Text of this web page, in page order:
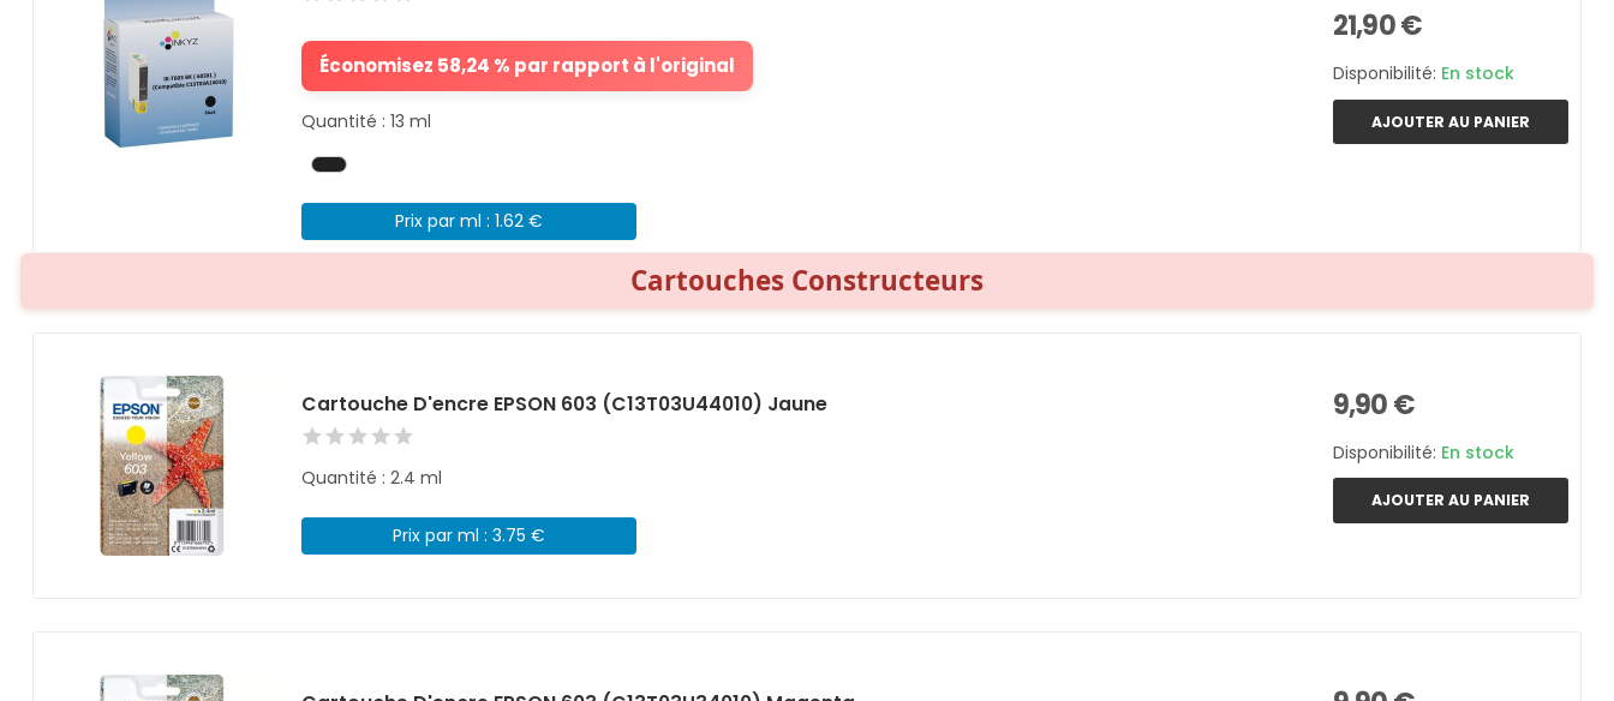
Économisez 58,24 % par rapport à l'original
Quantité : 13 ml
Prix par ml : 1.62 €
21,90 €
Disponibilité: En stock
AJOUTER AU PANIER
Cartouches Constructeurs
Cartouche D'encre EPSON 603 (C13T03U44010) Jaune
Quantité : 2.4 ml
Prix par ml : 3.75 €
9,90 €
Disponibilité: En stock
AJOUTER AU PANIER